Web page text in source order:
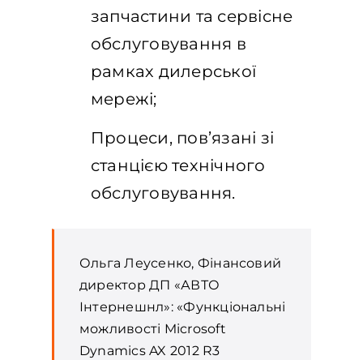
запчастини та сервісне
обслуговування в
рамках дилерської
мережі;
Процеси, пов’язані зі
станцією технічного
обслуговування.
Ольга Леусенко, Фінансовий
директор ДП «АВТО
Інтернешнл»: «Функціональні
можливості Microsoft
Dynamics AX 2012 R3